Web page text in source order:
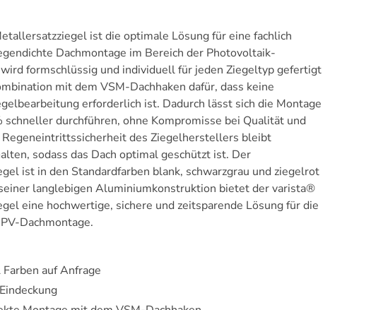
ist die optimale Lösung für eine fachlich
Dachmontage im Bereich der Photovoltaik-
formschlüssig und individuell für jeden Ziegeltyp gefertigt
mit dem VSM-Dachhaken dafür, dass keine
erforderlich ist. Dadurch lässt sich die Montage
schneller durchführen, ohne Kompromisse bei Qualität und
Regeneintrittssicherheit des Ziegelherstellers bleibt
sodass das Dach optimal geschützt ist. Der
ist in den Standardfarben blank, schwarzgrau und ziegelrot
langlebigen Aluminiumkonstruktion bietet der varista®
eine hochwertige, sichere und zeitsparende Lösung für die
Dachmontage.
auf Anfrage